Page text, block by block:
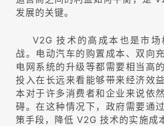
发展的关键。
V2G 技术的高成本也是市
战。电动汽车的购置成本、双向
电网系统的升级等都需要相当高
投入在长远来看能够带来经济效
本对于许多消费者和企业来说依
碍。在这种情况下，政府需要通
策手段，降低 V2G 技术的实施成